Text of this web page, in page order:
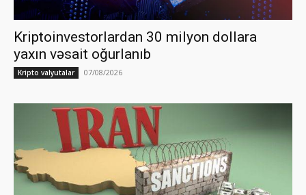
Kriptoinvestorlardan 30 milyon dollara
yaxın vəsait oğurlanıb
Kripto valyutalar 07/08/2026